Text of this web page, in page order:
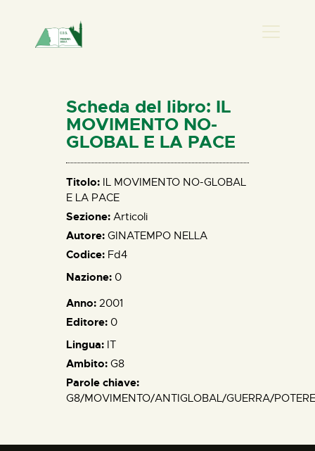
HOME
CHI SIAMO
NEWS
PERCORSI
BIBLIOTECA
ELISA SALERNO
CONTATTI
Scheda del libro: IL
MOVIMENTO NO-
GLOBAL E LA PACE
Titolo: IL MOVIMENTO NO-GLOBAL
E LA PACE
Sezione: Articoli
Autore: GINATEMPO NELLA
Codice: Fd4
Nazione: 0
Anno: 2001
Editore: 0
Lingua: IT
Ambito: G8
Parole chiave:
G8/MOVIMENTO/ANTIGLOBAL/GUERRA/